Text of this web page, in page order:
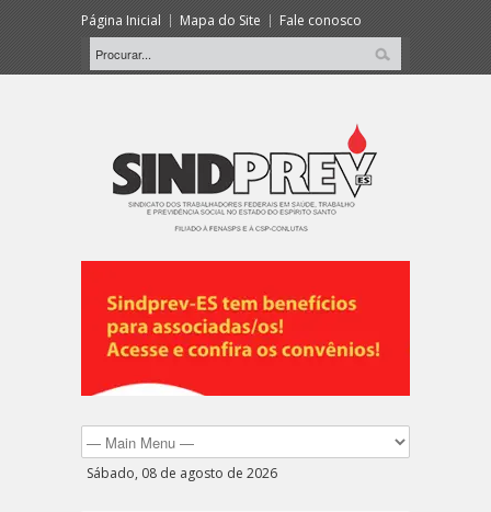
Página Inicial Mapa do Site Fale conosco
Sábado, 08 de agosto de 2026